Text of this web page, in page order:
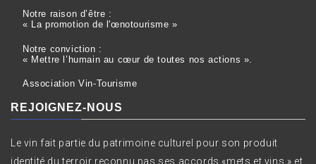
Notre raison d’être :
« La promotion de l'œnotourisme »
Notre conviction :
« Mettre l’humain au cœur de toutes nos actions ».
Association Vin-Tourisme
REJOIGNEZ-NOUS
Le vin fait partie du patrimoine culturel pour son produit
identité du terroir reconnu pas ses accords «mets et vins » et